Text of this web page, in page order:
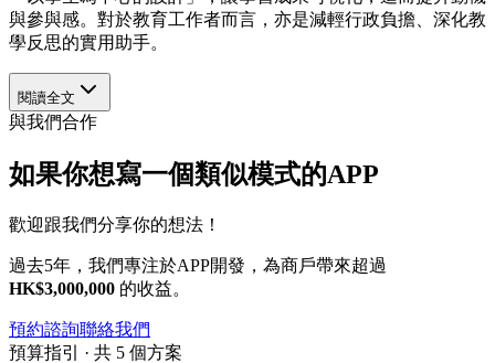
與參與感。對於教育工作者而言，亦是減輕行政負擔、深化教
學反思的實用助手。
閱讀全文
與我們合作
如果你想寫一個類似模式的APP
歡迎跟我們分享你的想法！
過去5年，我們專注於APP開發，為商戶帶來超過
HK$3,000,000 的收益。
預約諮詢聯絡我們
預算指引 · 共 5 個方案